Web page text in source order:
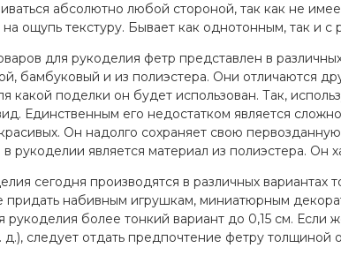
абсолютно любой стороной, так как не
ощупь текстуру. Бывает как однотонным, так и с
для рукоделия фетр представлен в
бамбуковый и из полиэстера. Они отличаются
какой поделки он будет использован. Так,
Единственным его недостатком является
Он надолго сохраняет свою
рукоделии является материал из полиэстера. Он
сегодня производятся в различных вариантах
придать набивным игрушкам, миниатюрным
более тонкий вариант до 0,15 см. Если
д.), следует отдать предпочтение фетру толщиной